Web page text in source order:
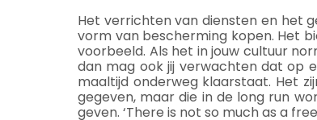
Het verrichten van diensten en het
vorm van bescherming kopen. Het
voorbeeld. Als het in jouw cultuur
dan mag ook jij verwachten dat op
maaltijd onderweg klaarstaat. Het
gegeven, maar die in de long run
geven. ‘There is not so much as a